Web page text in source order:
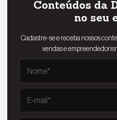
Conteúdos da
no seu
Cadastre-se e receba nossos
vendas e